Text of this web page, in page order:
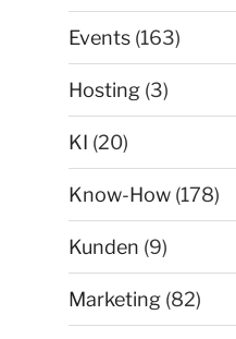
Events (163)
Hosting (3)
KI (20)
Know-How (178)
Kunden (9)
Marketing (82)